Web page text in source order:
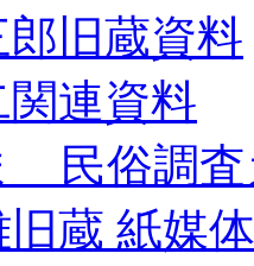
旧蔵資料
連資料
民俗調査
旧蔵 紙媒